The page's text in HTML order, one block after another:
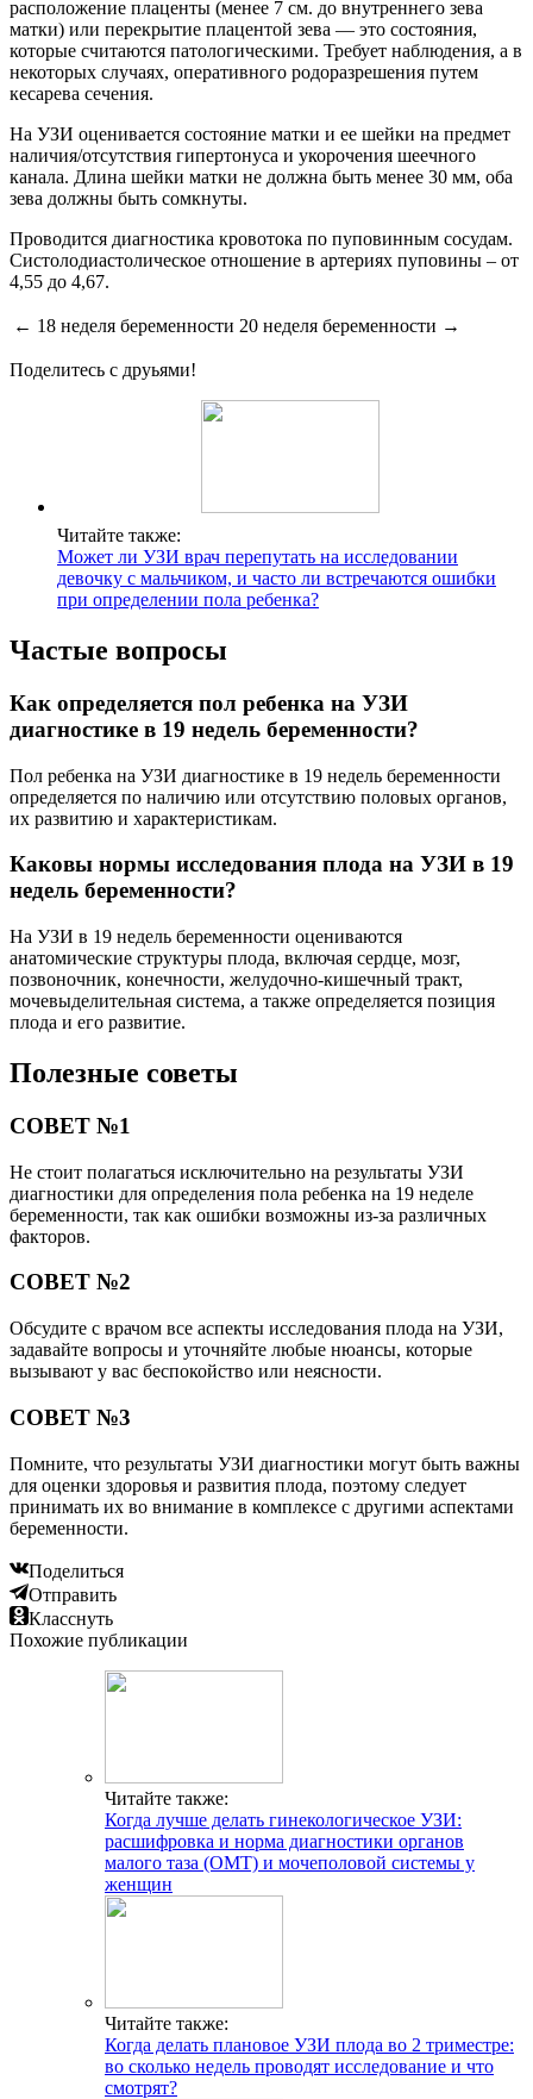
расположение плаценты (менее 7 см. до внутреннего зева
матки) или перекрытие плацентой зева — это состояния,
которые считаются патологическими. Требует наблюдения, а в
некоторых случаях, оперативного родоразрешения путем
кесарева сечения.
На УЗИ оценивается состояние матки и ее шейки на предмет
наличия/отсутствия гипертонуса и укорочения шеечного
канала. Длина шейки матки не должна быть менее 30 мм, оба
зева должны быть сомкнуты.
Проводится диагностика кровотока по пуповинным сосудам.
Систолодиастолическое отношение в артериях пуповины – от
4,55 до 4,67.
← 18 неделя беременности 20 неделя беременности →
Поделитесь с друьями!
Читайте также:
Может ли УЗИ врач перепутать на исследовании
девочку с мальчиком, и часто ли встречаются ошибки
при определении пола ребенка?
Частые вопросы
Как определяется пол ребенка на УЗИ
диагностике в 19 недель беременности?
Пол ребенка на УЗИ диагностике в 19 недель беременности
определяется по наличию или отсутствию половых органов,
их развитию и характеристикам.
Каковы нормы исследования плода на УЗИ в 19
недель беременности?
На УЗИ в 19 недель беременности оцениваются
анатомические структуры плода, включая сердце, мозг,
позвоночник, конечности, желудочно-кишечный тракт,
мочевыделительная система, а также определяется позиция
плода и его развитие.
Полезные советы
СОВЕТ №1
Не стоит полагаться исключительно на результаты УЗИ
диагностики для определения пола ребенка на 19 неделе
беременности, так как ошибки возможны из-за различных
факторов.
СОВЕТ №2
Обсудите с врачом все аспекты исследования плода на УЗИ,
задавайте вопросы и уточняйте любые нюансы, которые
вызывают у вас беспокойство или неясности.
СОВЕТ №3
Помните, что результаты УЗИ диагностики могут быть важны
для оценки здоровья и развития плода, поэтому следует
принимать их во внимание в комплексе с другими аспектами
беременности.
Поделиться
Отправить
Класснуть
Похожие публикации
Читайте также:
Когда лучше делать гинекологическое УЗИ:
расшифровка и норма диагностики органов
малого таза (ОМТ) и мочеполовой системы у
женщин
Читайте также:
Когда делать плановое УЗИ плода во 2 триместре:
во сколько недель проводят исследование и что
смотрят?